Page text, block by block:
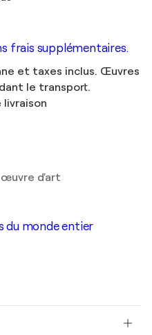
frais supplémentaires.
et taxes inclus. Œuvres
le transport.
livraison
œuvre d'art
du monde entier